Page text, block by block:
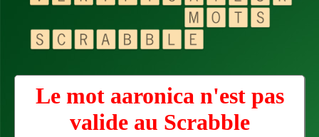
Le mot aaronica n'est pas
valide au Scrabble